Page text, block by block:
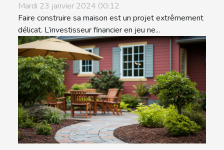
Mardi 23 janvier 2024 00:12
Faire construire sa maison est un projet extrêmement
délicat. L’investisseur financier en jeu ne...